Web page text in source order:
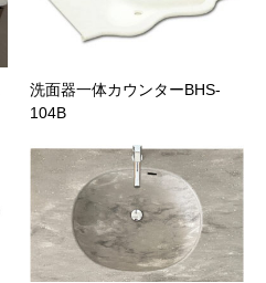
洗面器一体カウンターBHS-
104B